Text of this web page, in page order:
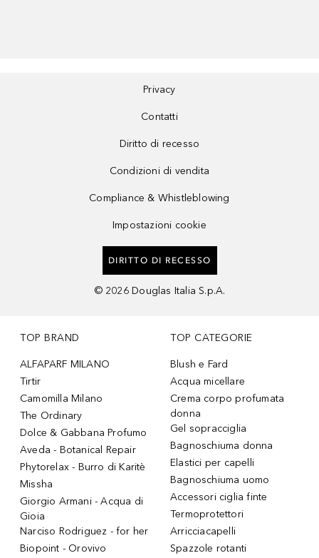
Privacy
Contatti
Diritto di recesso
Condizioni di vendita
Compliance & Whistleblowing
Impostazioni cookie
DIRITTO DI RECESSO
© 2026 Douglas Italia S.p.A.
TOP BRAND
ALFAPARF MILANO
Tirtir
Camomilla Milano
The Ordinary
Dolce & Gabbana Profumo
Aveda - Botanical Repair
Phytorelax - Burro di Karitè
Missha
Giorgio Armani - Acqua di
Gioia
Narciso Rodriguez - for her
Biopoint - Orovivo
TOP CATEGORIE
Blush e Fard
Acqua micellare
Crema corpo profumata
donna
Gel sopracciglia
Bagnoschiuma donna
Elastici per capelli
Bagnoschiuma uomo
Accessori ciglia finte
Termoprotettori
Arricciacapelli
Spazzole rotanti